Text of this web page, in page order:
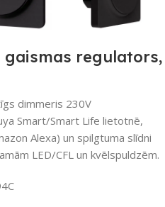
regulators,
dimmeris 230V
Smart/Smart Life lietotnē,
Alexa) un spilgtuma slīdni
LED/CFL un kvēlspuldzēm.